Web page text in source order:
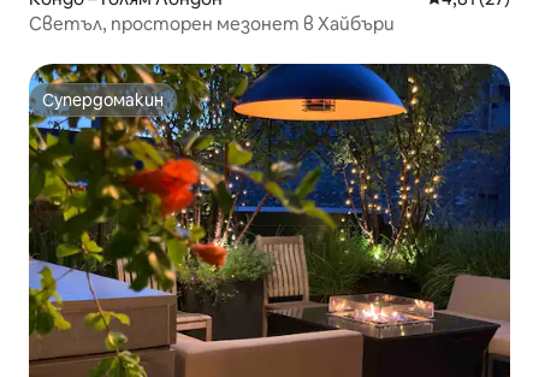
Светъл, просторен мезонет в Хайбъри
Супердомакин
Супердомакин